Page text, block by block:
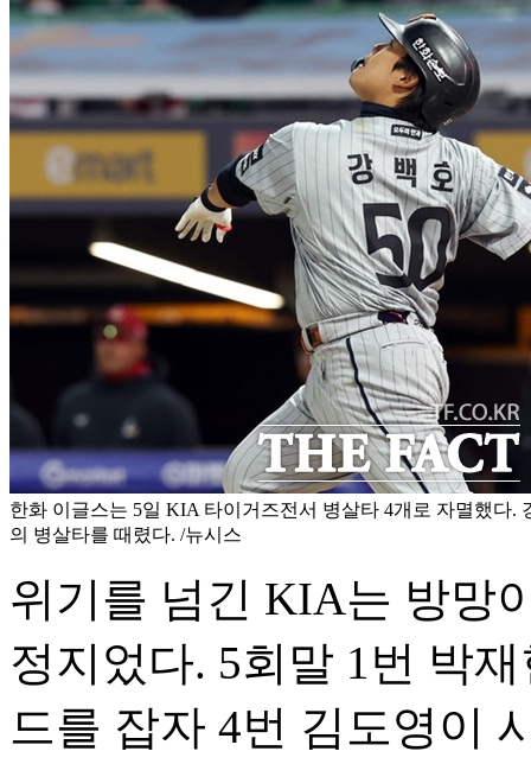
한화 이글스는 5일 KIA 타이거즈전서 병살타 4개로 자멸했다.
의 병살타를 때렸다. /뉴시스
위기를 넘긴 KIA는 방망
정지었다. 5회말 1번 박
드를 잡자 4번 김도영이